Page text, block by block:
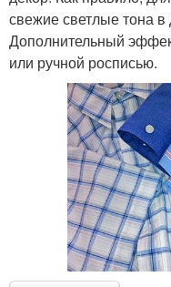
свежие светлые тона
Дополнительный
или ручной росписью.